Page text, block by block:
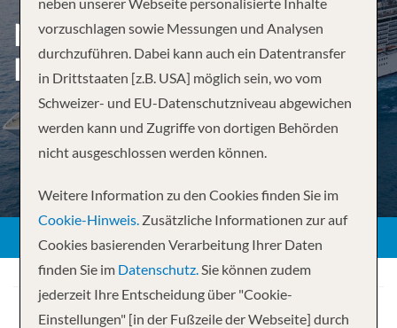
NORDEUROPA AB
HAMBURG
vorzuschlagen sowie Messungen und Analysen
durchzuführen. Dabei kann auch ein Datentransfer
in Drittstaaten [z.B. USA] möglich sein, wo vom
Schweizer- und EU-Datenschutzniveau abgewichen
werden kann und Zugriffe von dortigen Behörden
nicht ausgeschlossen werden können.
Weitere Information zu den Cookies finden Sie im
Cookie-Hinweis. Zusätzliche Informationen zur auf
Cookies basierenden Verarbeitung Ihrer Daten
finden Sie im Datenschutz.Sie können zudem
jederzeit Ihre Entscheidung über "Cookie-
Einstellungen" [in der Fußzeile der Webseite] durch